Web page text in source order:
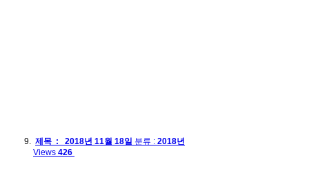
제목 : 2018년 11월 18일 분류 : 2018년
Views 426